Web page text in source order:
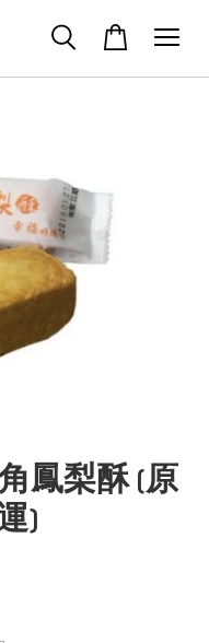
鳳梨酥 (原
)